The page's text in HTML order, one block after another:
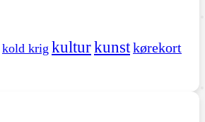
kold krig kulturkunstkørekort